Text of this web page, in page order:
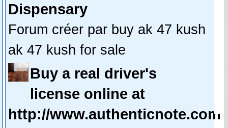
Dispensary
Forum créer par buy ak 47 kush
ak 47 kush for sale
Buy a real driver's
license online at
http://www.authenticnote.com